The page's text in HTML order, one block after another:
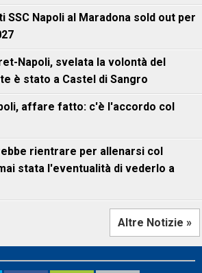
SSC Napoli al Maradona sold out per
Napoli, svelata la volontà del
è stato a Castel di Sangro
affare fatto: c'è l'accordo col
rientrare per allenarsi col
stata l'eventualità di vederlo a
Altre Notizie »